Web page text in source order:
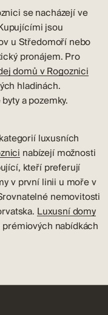
se nacházejí ve
jsou
u Středomoří nebo
pronájem. Pro
domů v Rogoznici
hladinách.
a pozemky.
luxusních
nabízejí možnosti
kteří preferují
v první linii u moře v
nemovitosti
Luxusní domy
nabídkách